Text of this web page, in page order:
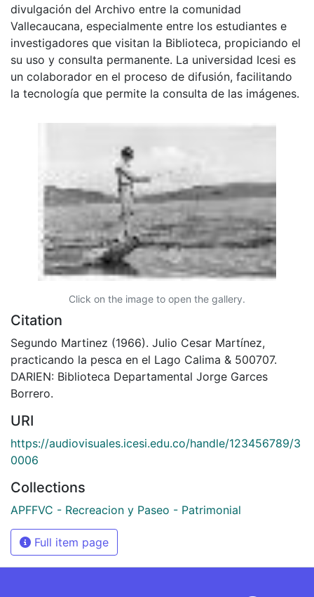
divulgación del Archivo entre la comunidad
Vallecaucana, especialmente entre los estudiantes e
investigadores que visitan la Biblioteca, propiciando el
su uso y consulta permanente. La universidad Icesi es
un colaborador en el proceso de difusión, facilitando
la tecnología que permite la consulta de las imágenes.
Click on the image to open the gallery.
Citation
Segundo Martinez (1966). Julio Cesar Martínez,
practicando la pesca en el Lago Calima & 500707.
DARIEN: Biblioteca Departamental Jorge Garces
Borrero.
URI
https://audiovisuales.icesi.edu.co/handle/123456789/3
0006
Collections
APFFVC - Recreacion y Paseo - Patrimonial
Full item page